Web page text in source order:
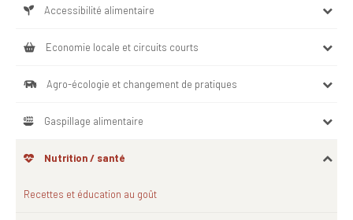
Accessibilité alimentaire
Economie locale et circuits courts
Agro-écologie et changement de pratiques
Gaspillage alimentaire
Nutrition / santé
Recettes et éducation au goût